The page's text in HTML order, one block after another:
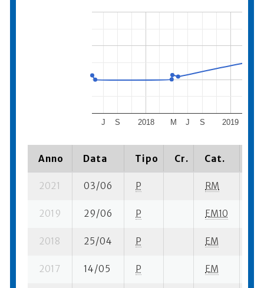
2018 2019
J S M J S
Anno Data Tipo Cr. Cat.
2021 03/06 P RM
2019 29/06 P EM10
2018 25/04 P EM
2017 14/05 P EM